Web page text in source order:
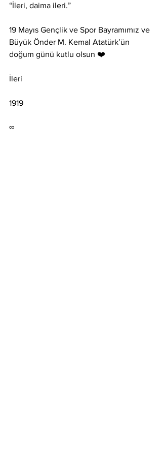
“İleri, daima ileri.”
19 Mayıs Gençlik ve Spor Bayramımız ve
Büyük Önder M. Kemal Atatürk’ün
doğum günü kutlu olsun ❤️
İleri
1919
∞